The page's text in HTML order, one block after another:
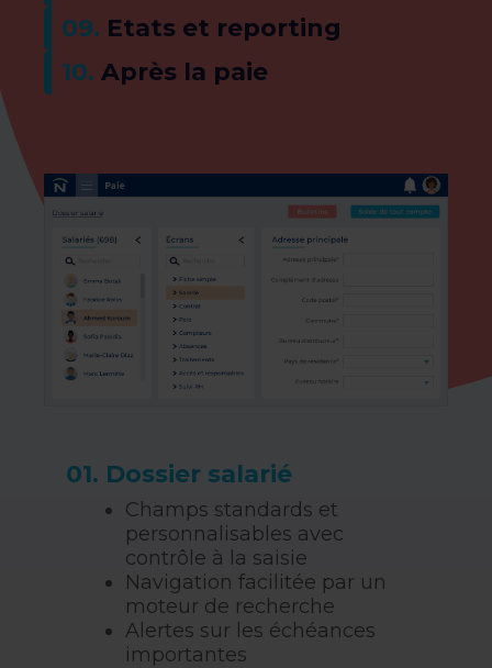
09. Etats et reporting​
10. Après la paie
01. Dossier salarié​
Champs standards et
personnalisables avec
contrôle à la saisie​
Navigation facilitée par un
moteur de recherche​
Alertes sur les échéances
importantes